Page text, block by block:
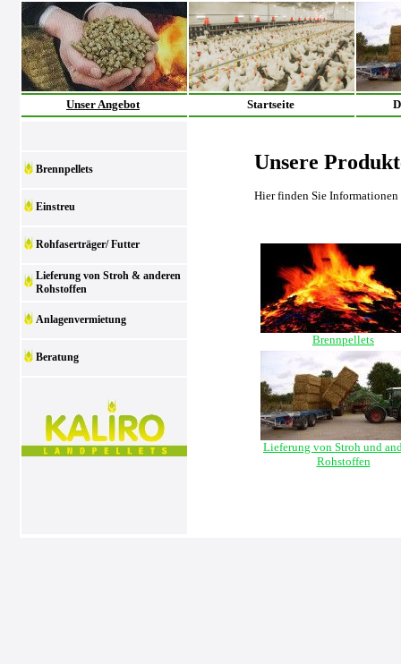
Unser Angebot Startseite
Brennpellets
Einstreu
Rohfaserträger/ Futter
Lieferung von Stroh & anderen
Rohstoffen
Anlagenvermietung
Beratung
Unsere
Hier finden Sie Informationen
Brennpellets
Lieferung von Stroh und
Rohstoffen